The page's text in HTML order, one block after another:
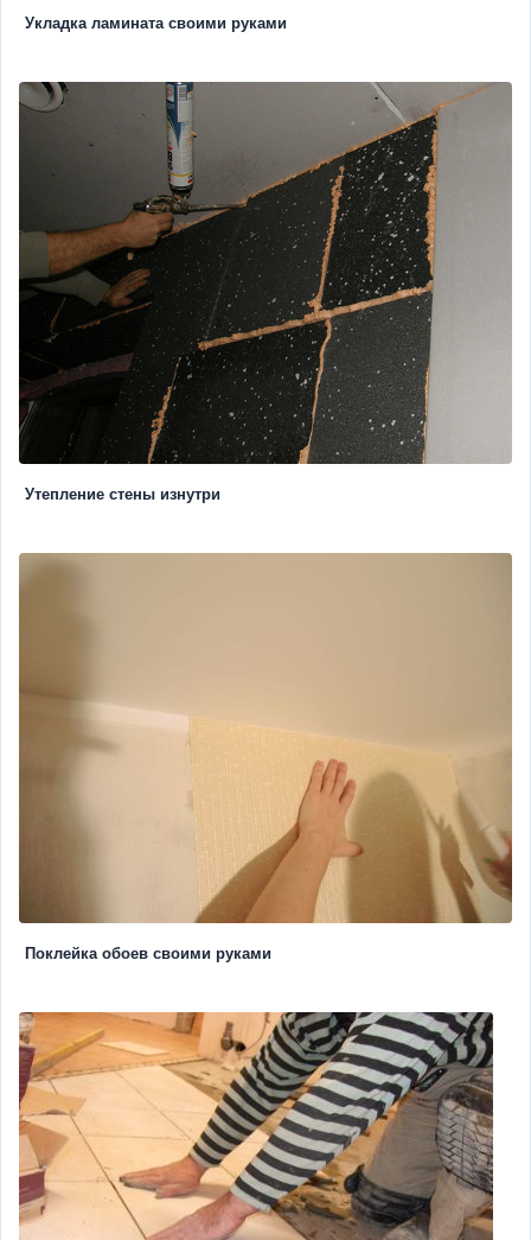
Укладка ламината своими руками
Утепление стены изнутри
Поклейка обоев своими руками